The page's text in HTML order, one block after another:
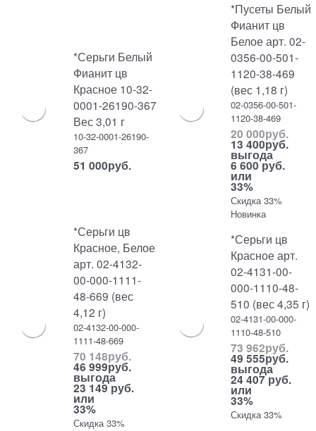
*Серьги Белый
Фианит цв
Красное 10-32-
0001-26190-367
Вес 3,01 г
10-32-0001-26190-
367
51 000руб.
*Пусеты Белый
Фианит цв
Белое арт. 02-
0356-00-501-
1120-38-469
(вес 1,18 г)
02-0356-00-501-
1120-38-469
20 000руб.
13 400руб.
выгода
6 600 руб.
или
33%
Скидка 33%
Новинка
*Серьги цв
Красное, Белое
арт. 02-4132-
00-000-1111-
48-669 (вес
4,12 г)
02-4132-00-000-
1111-48-669
70 148руб.
46 999руб.
выгода
23 149 руб.
или
33%
Скидка 33%
*Серьги цв
Красное арт.
02-4131-00-
000-1110-48-
510 (вес 4,35 г)
02-4131-00-000-
1110-48-510
73 962руб.
49 555руб.
выгода
24 407 руб.
или
33%
Скидка 33%